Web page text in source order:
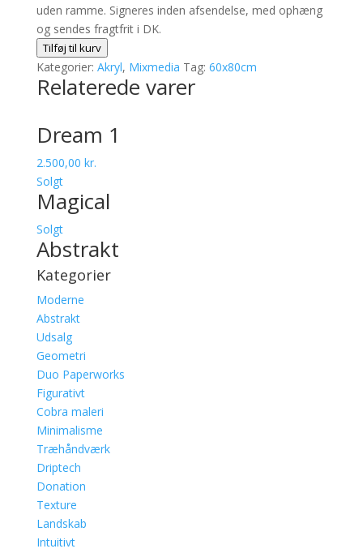
uden ramme. Signeres inden afsendelse, med ophæng
og sendes fragtfrit i DK.
Be
My
friend
Tilføj til kurv
Kategorier: Akryl, Mixmedia Tag: 60x80cm
Relaterede varer
Dream 1
2.500,00 kr.
Solgt
Magical
Solgt
Abstrakt
Kategorier
Moderne
Abstrakt
Udsalg
Geometri
Duo Paperworks
Figurativt
Cobra maleri
Minimalisme
Træhåndværk
Driptech
Donation
Texture
Landskab
Intuitivt